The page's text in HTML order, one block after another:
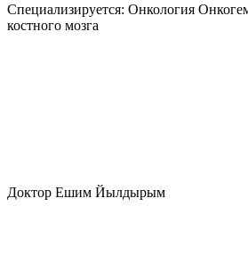
Специализируется: Онкология
костного мозга
Доктор Ешим Йылдырым